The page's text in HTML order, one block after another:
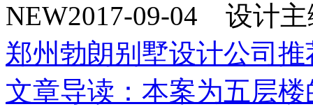
NEW2017-09-04 设计
郑州勃朗别墅设计公司
文章导读：本案为五层